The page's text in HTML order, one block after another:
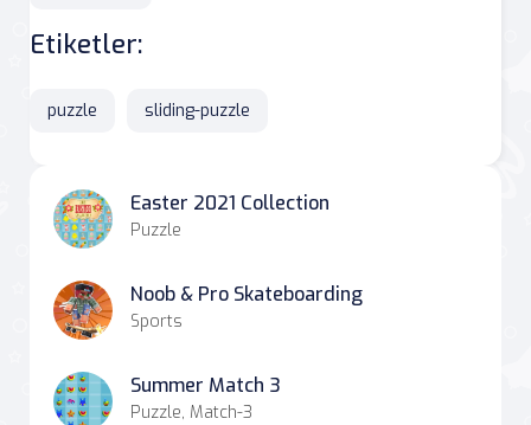
Etiketler:
puzzle sliding-puzzle
Easter 2021 Collection
Puzzle
Noob & Pro Skateboarding
Sports
Summer Match 3
Puzzle, Match-3